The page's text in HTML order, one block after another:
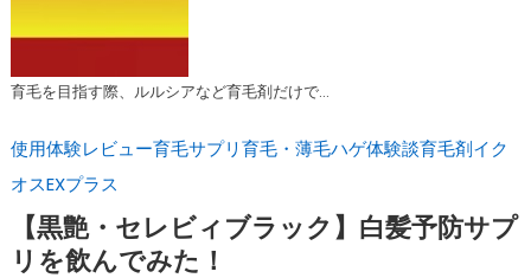
育毛を目指す際、ルルシアなど育毛剤だけで…
使用体験レビュー育毛サプリ育毛・薄毛ハゲ体験談育毛剤イク
オスEXプラス
【黒艶・セレビィブラック】白髪予防サプ
リを飲んでみた！